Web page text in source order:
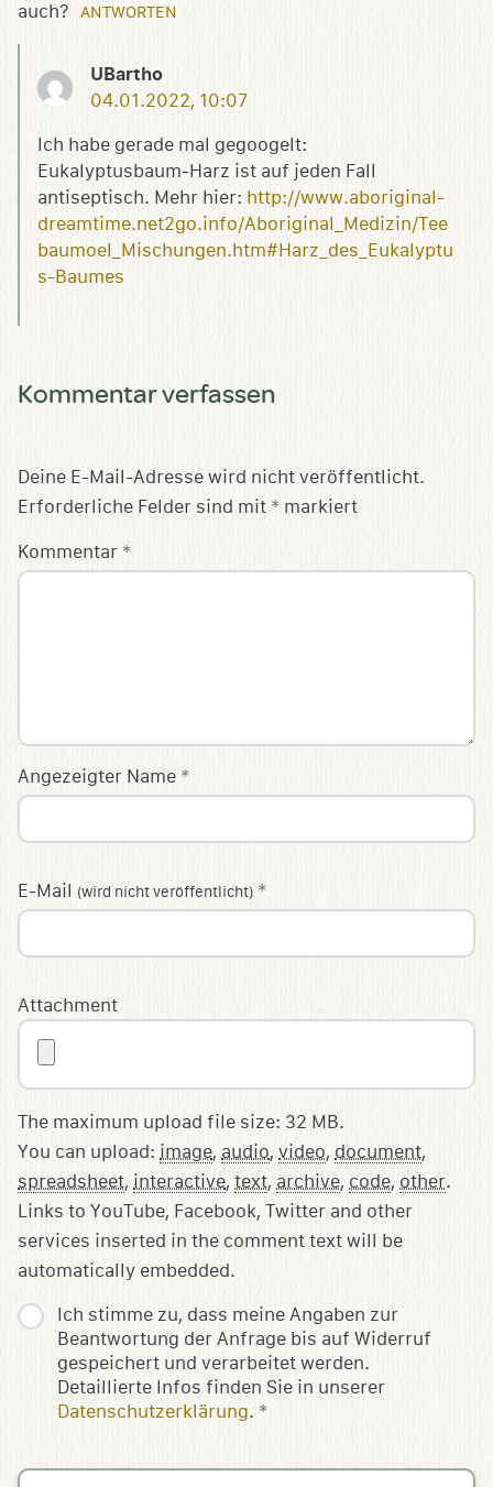
auch? ANTWORTEN
UBartho
04.01.2022, 10:07
Ich habe gerade mal gegoogelt:
Eukalyptusbaum-Harz ist auf jeden Fall
antiseptisch. Mehr hier: http://www.aboriginal-
dreamtime.net2go.info/Aboriginal_Medizin/Tee
baumoel_Mischungen.htm#Harz_des_Eukalyptu
s-Baumes
Kommentar verfassen
Deine E-Mail-Adresse wird nicht veröffentlicht.
Erforderliche Felder sind mit * markiert
Kommentar *
Angezeigter Name *
E-Mail (wird nicht veröffentlicht) *
Ich stimme zu, dass meine Angaben zur
Beantwortung der Anfrage bis auf Widerruf
gespeichert und verarbeitet werden.
Detaillierte Infos finden Sie in unserer
Datenschutzerklärung. *
Attachment
The maximum upload file size: 32 MB.
You can upload: image, audio, video, document,
spreadsheet, interactive, text, archive, code, other.
Links to YouTube, Facebook, Twitter and other
services inserted in the comment text will be
automatically embedded.